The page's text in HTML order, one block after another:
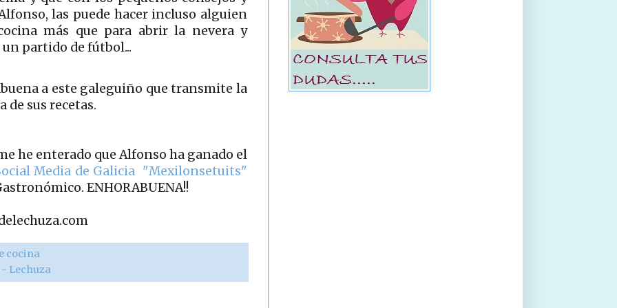
las puede hacer incluso alguien
más que para abrir la nevera y
partido de fútbol...
a este galeguiño que transmite la
de sus recetas.
he enterado que Alfonso ha ganado el
Media de Galicia "Mexilonsetuits"
ENHORABUENA!!
cocina
Lechuza